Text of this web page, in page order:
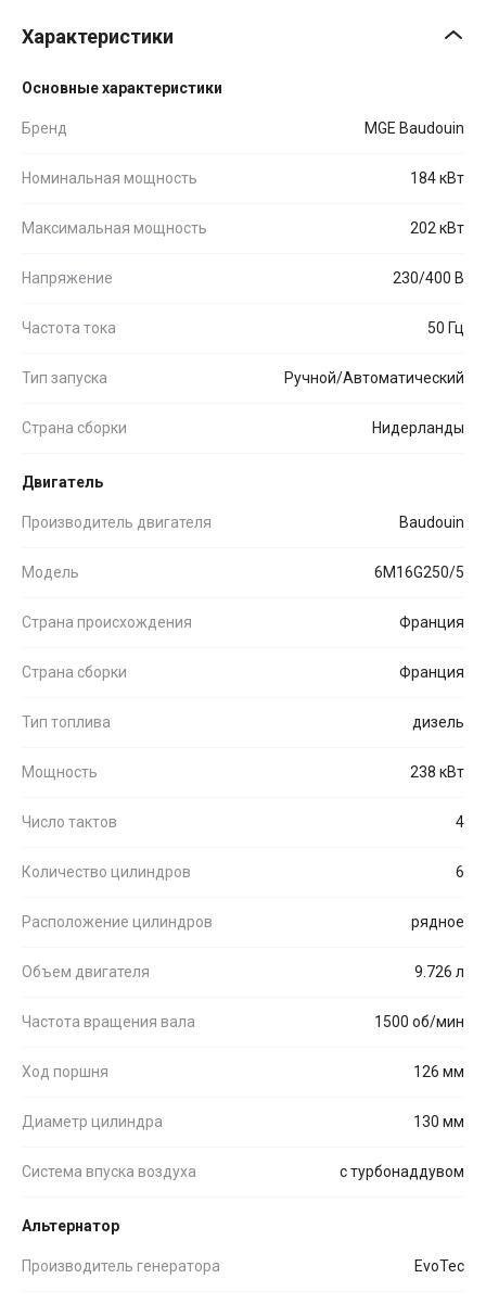
Характеристики
Основные характеристики
Бренд MGE Baudouin
Номинальная мощность 184 кВт
Максимальная мощность 202 кВт
Напряжение 230/400 В
Частота тока 50 Гц
Тип запуска Ручной/Автоматический
Страна сборки Нидерланды
Двигатель
Производитель двигателя Baudouin
Модель 6M16G250/5
Страна происхождения Франция
Страна сборки Франция
Тип топлива дизель
Мощность 238 кВт
Число тактов 4
Количество цилиндров 6
Расположение цилиндров рядное
Объем двигателя 9.726 л
Частота вращения вала 1500 об/мин
Ход поршня 126 мм
Диаметр цилиндра 130 мм
Система впуска воздуха с турбонаддувом
Альтернатор
Производитель генератора EvoTec